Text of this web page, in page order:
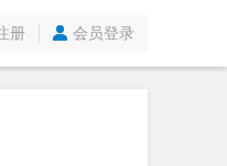
册 会员登录